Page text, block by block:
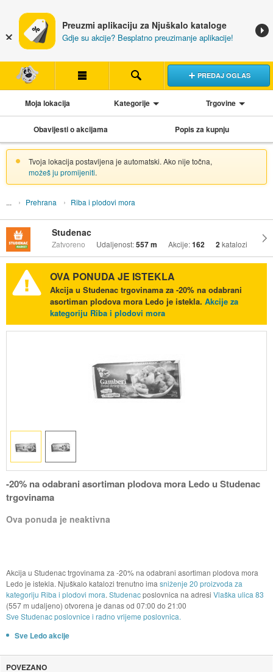
Preuzmi aplikaciju za Njuškalo kataloge
Gdje su akcije? Besplatno preuzimanje aplikacije!
PREDAJ OGLAS
Moja lokacija Kategorije Trgovine
Obavijesti o akcijama Popis za kupnju
Tvoja lokacija postavljena je automatski. Ako nije točna,
možeš ju promijeniti.
Prehrana Riba i plodovi mora
Studenac
Zatvoreno Udaljenost:557 m Akcije:162 2katalozi
OVA PONUDA JE ISTEKLA
Akcija u Studenac trgovinama za -20% na odabrani
asortiman plodova mora Ledo je istekla. Akcije za
kategoriju Riba i plodovi mora
-20% na odabrani asortiman plodova mora Ledo u Studenac
trgovinama
Ova ponuda je neaktivna
Akcija u Studenac trgovinama za -20% na odabrani asortiman plodova mora
Ledo je istekla. Njuškalo katalozi trenutno ima sniženje 20 proizvoda za
kategoriju Riba i plodovi mora. Studenacposlovnica na adresi Vlaška ulica 83
(557 m udaljeno) otvorena je danas od 07:00 do 21:00
Sve Studenac poslovnice i radno vrijeme poslovnica.
Sve Ledo akcije
POVEZANO